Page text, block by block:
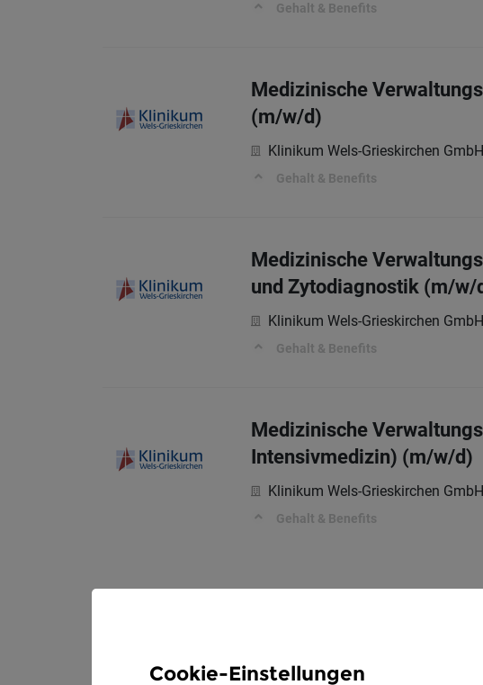
Gehalt & Benefits
Medizinische
(m/w/d)
Klinikum Wels-Grieskirchen GmbH
Gehalt & Benefits
Medizinische
und Zytodiagnostik (m/w/
Klinikum Wels-Grieskirchen GmbH
Gehalt & Benefits
Medizinische
Intensivmedizin) (m/w/d)
Klinikum Wels-Grieskirchen GmbH
Gehalt & Benefits
Cookie-Einstellungen